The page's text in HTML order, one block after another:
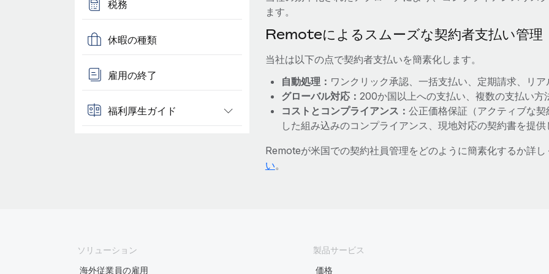
税務
休暇の種類
雇用の終了
福利厚生ガイド
ます。
Remoteによるスムーズな契約者支払い管理
当社は以下の点で契約者支払いを簡素化します。
自動処理： ワンクリック承認、一括支払い、定期請求、リ
グローバル対応： 200か国以上への支払い、複数の支払い方
コストとコンプライアンス： 公正価格保証（アクティブな
した組み込みのコンプライアンス、現地対応の契約書を提供
Remoteが米国での契約社員管理をどのように簡素化するか詳
い。
ソリューション
海外従業員の雇用
製品サービス
価格